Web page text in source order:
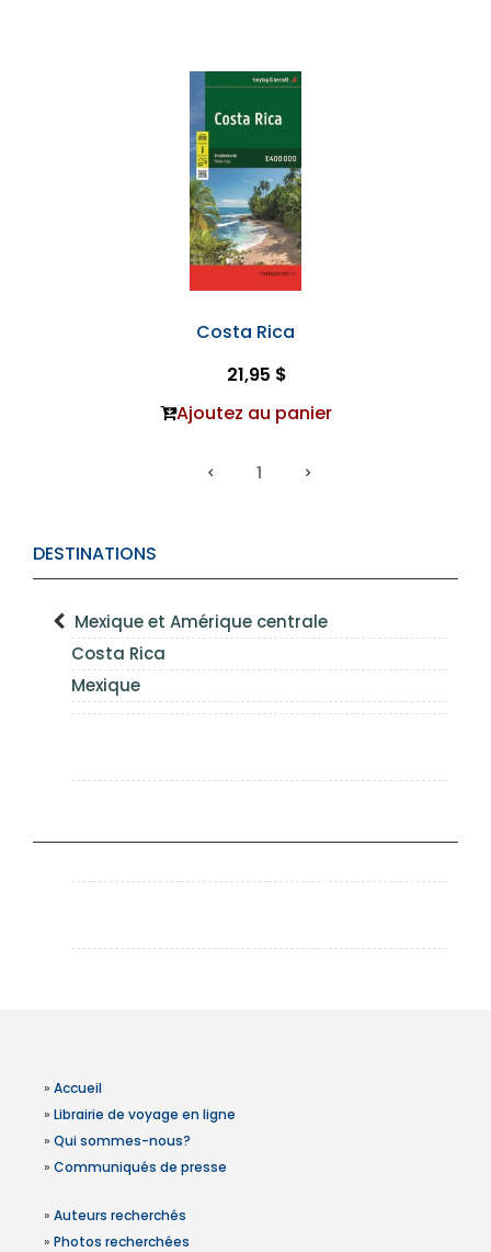
DESTINATIONS
Mexique et Amérique centrale
Costa Rica
Mexique
Costa Rica
21,95 $
Ajoutez au panier
1
» Accueil
» Librairie de voyage en ligne
» Qui sommes-nous?
» Communiqués de presse
» Auteurs recherchés
» Photos recherchées